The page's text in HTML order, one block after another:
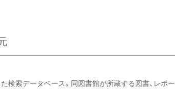
検索データベース。同図書館が所蔵する図書、レポー